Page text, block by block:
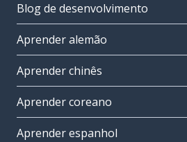
Blog de desenvolvimento
Aprender alemão
Aprender chinês
Aprender coreano
Aprender espanhol